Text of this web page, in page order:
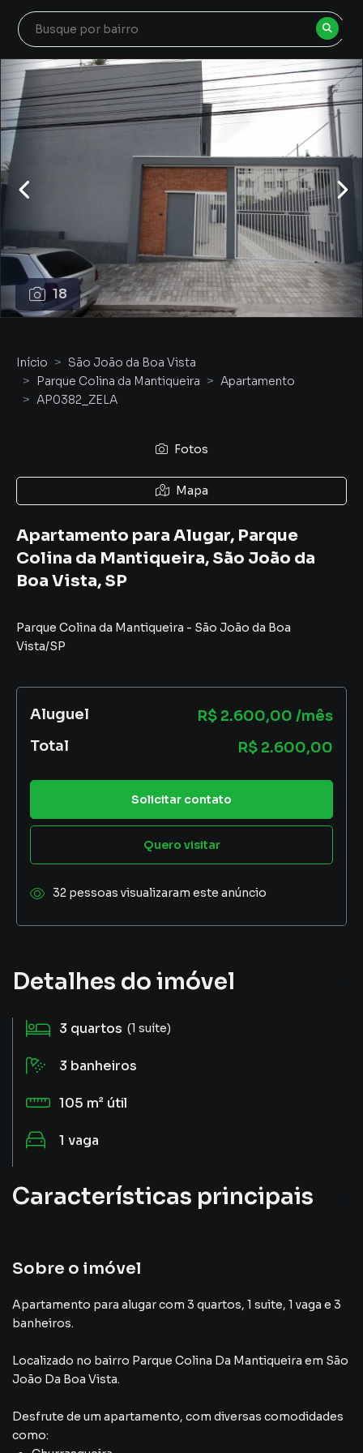
18
Detalhes do imóvel
3 quartos (1 suíte)
3 banheiros
105 m² útil
1 vaga
Características principais
Sala
Cerâmica
Churrasqueira
Sobre o imóvel
Apartamento para alugar com 3 quartos, 1 suite, 1 vaga e 3
banheiros.
Localizado no bairro Parque Colina Da Mantiqueira em São
João Da Boa Vista.
Desfrute de um apartamento, com diversas comodidades
como:
Início
São João da Boa Vista
Parque Colina da Mantiqueira
Apartamento
AP0382_ZELA
Fotos
Mapa
Apartamento para Alugar, Parque
Colina da Mantiqueira, São João da
Boa Vista, SP
Parque Colina da Mantiqueira - São João da Boa
Vista/SP
Aluguel
R$ 2.600,00 /mês
Total
R$ 2.600,00
Solicitar contato
Quero visitar
32 pessoas visualizaram este anúncio